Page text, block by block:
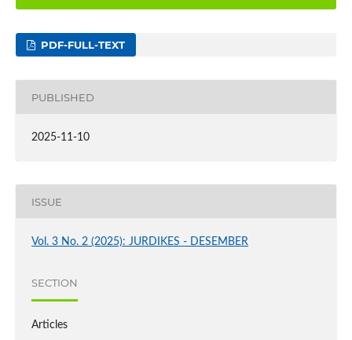
PDF-FULL-TEXT
PUBLISHED
2025-11-10
ISSUE
Vol. 3 No. 2 (2025): JURDIKES - DESEMBER
SECTION
Articles